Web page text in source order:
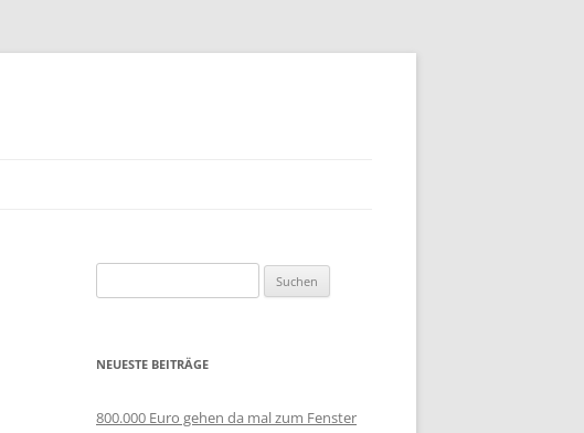
nach:
NEUESTE BEITRÄGE
800.000 Euro gehen da mal zum Fenster